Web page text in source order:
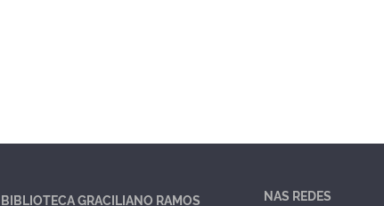
BIBLIOTECA GRACILIANO RAMOS
NAS REDES